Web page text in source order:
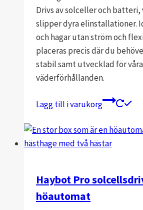
Drivs av solceller och
slipper dyra elinstallationer.
och hagar utan ström och
placeras precis där du
stabil samt utvecklad för
väderförhållanden.
Lägg till i varukorg
Haybot Pro
höautomat